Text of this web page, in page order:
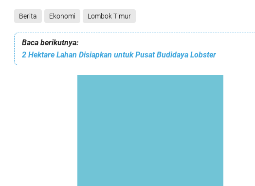
Berita Ekonomi Lombok Timur
Baca berikutnya:
2 Hektare Lahan Disiapkan untuk Pusat Budidaya Lobster